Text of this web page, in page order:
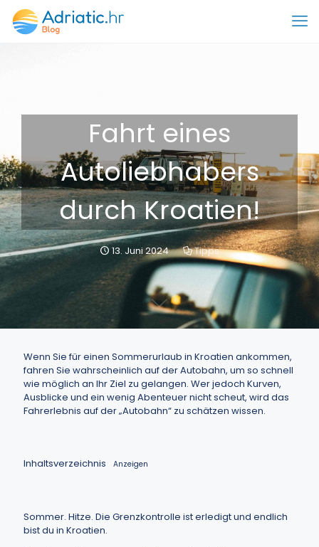
Fahrt eines
Autoliebhabers
durch Kroatien!
13. Juni 2024 Tipps
Wenn Sie für einen Sommerurlaub in Kroatien ankommen,
fahren Sie wahrscheinlich auf der Autobahn, um so schnell
wie möglich an Ihr Ziel zu gelangen. Wer jedoch Kurven,
Ausblicke und ein wenig Abenteuer nicht scheut, wird das
Fahrerlebnis auf der „Autobahn“ zu schätzen wissen.
Inhaltsverzeichnis Anzeigen
Sommer. Hitze. Die Grenzkontrolle ist erledigt und endlich
bist du in Kroatien.